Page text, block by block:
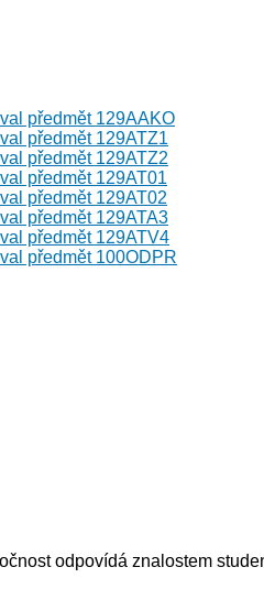
předmět 129AAKO
předmět 129ATZ1
předmět 129ATZ2
předmět 129AT01
předmět 129AT02
předmět 129ATA3
předmět 129ATV4
předmět 100ODPR
odpovídá znalostem